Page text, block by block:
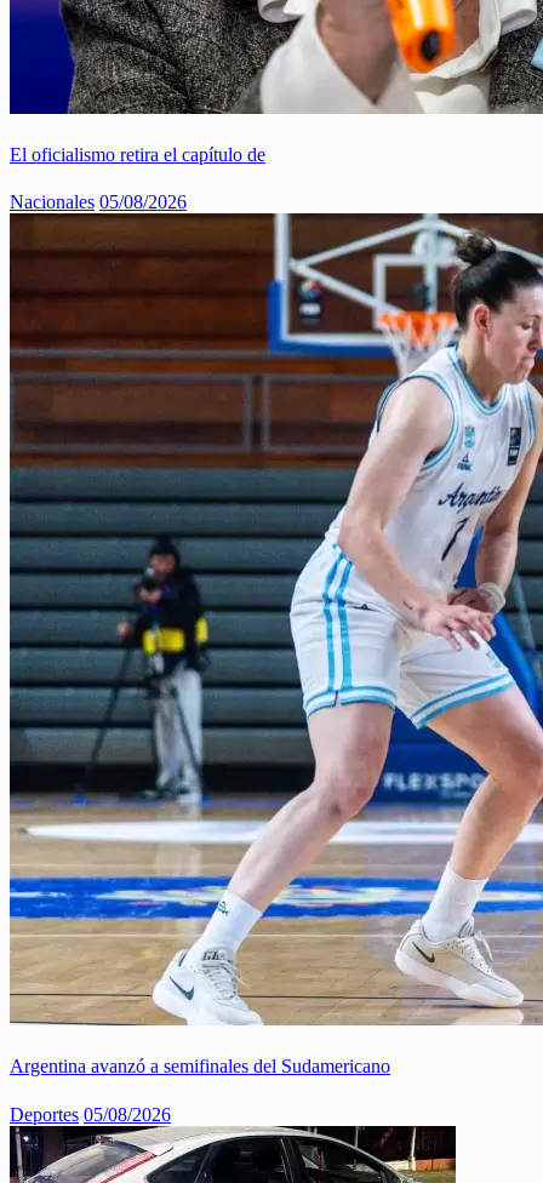
El oficialismo retira el capítulo de
Nacionales 05/08/2026
Argentina avanzó a semifinales del Sudamericano
Deportes 05/08/2026